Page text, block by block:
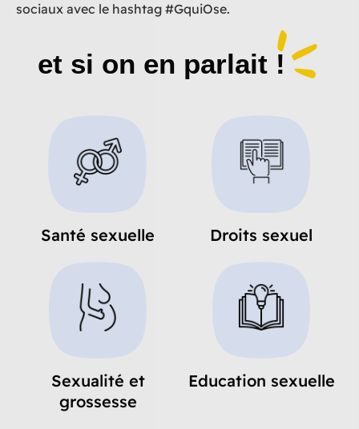
sociaux avec le hashtag #GquiOse.
et si on en parlait !
Santé sexuelle Droits sexuel
Sexualité et
grossesse
Education sexuelle